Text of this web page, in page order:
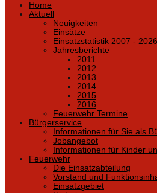
Home
Aktuell
Neuigkeiten
Einsätze
Einsatzstatistik 2007 - 2026
Jahresberichte
2011
2012
2013
2014
2015
2016
Feuerwehr Termine
Bürgerservice
Informationen für Sie als
Jobangebot
Informationen für Kinder
Feuerwehr
Die Einsatzabteilung
Vorstand und
Einsatzgebiet